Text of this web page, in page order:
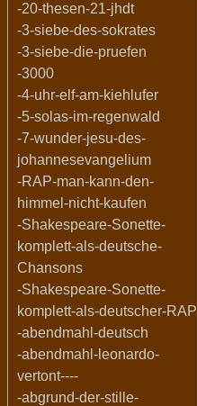
-20-thesen-21-jhdt
-3-siebe-des-sokrates
-3-siebe-die-pruefen
-3000
-4-uhr-elf-am-kiehlufer
-5-solas-im-regenwald
-7-wunder-jesu-des-
johannesevangelium
-RAP-man-kann-den-
himmel-nicht-kaufen
-Shakespeare-Sonette-
komplett-als-deutsche-
Chansons
-Shakespeare-Sonette-
komplett-als-deutscher-RAP
-abendmahl-deutsch
-abendmahl-leonardo-
vertont----
-abgrund-der-stille-